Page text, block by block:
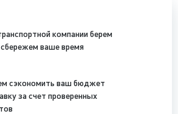
компании берем
сбережем ваше время
сэкономить ваш бюджет
за счет проверенных